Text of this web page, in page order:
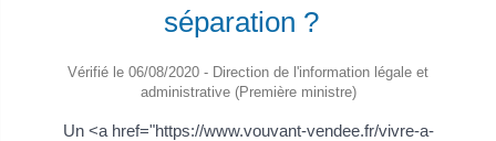
séparation ?
Vérifié le 06/08/2020 - Direction de l'information légale et
administrative (Première ministre)
Un <a href="https://www.vouvant-vendee.fr/vivre-a-